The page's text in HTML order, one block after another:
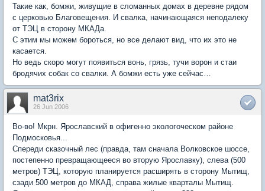
Такие как, бомжи, живущие в сломанных домах в деревне рядом
с церковью Благовещения. И свалка, начинающаяся неподалеку
от ТЭЦ в сторону МКАДа.
С этим мы можем бороться, но все делают вид, что их это не
касается.
Но ведь скоро могут появиться вонь, грязь, тучи ворон и стаи
бродячих собак со свалки. А бомжи есть уже сейчас…
mat3rix
26 Jun 2006
Во-во! Мкрн. Ярославский в офигенно экологоческом районе
Подмосковья...
Спереди сказочный лес (правда, там сначала Волковское шоссе,
постепенно превращающееся во вторую Ярославку), слева (500
метров) ТЭЦ, которую планируется расширять в сторону Мытищ,
сзади 500 метров до МКАД, справа жилые кварталы Мытищ.